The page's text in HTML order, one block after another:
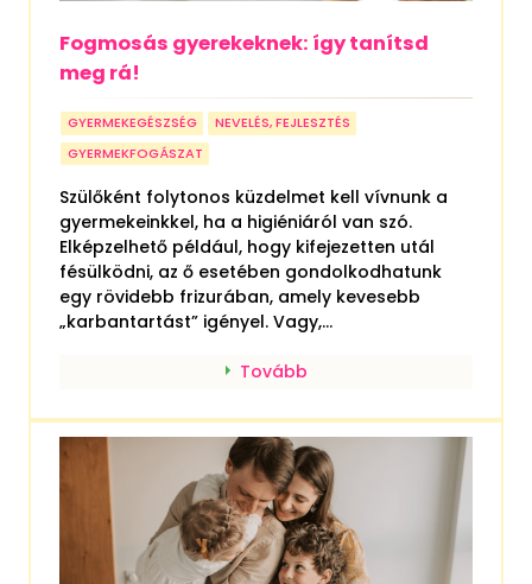
Fogmosás gyerekeknek: így tanítsd
meg rá!
GYERMEKEGÉSZSÉG
NEVELÉS, FEJLESZTÉS
GYERMEKFOGÁSZAT
Szülőként folytonos küzdelmet kell vívnunk a
gyermekeinkkel, ha a higiéniáról van szó.
Elképzelhető például, hogy kifejezetten utál
fésülködni, az ő esetében gondolkodhatunk
egy rövidebb frizurában, amely kevesebb
„karbantartást” igényel. Vagy,...
Tovább